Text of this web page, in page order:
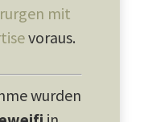
mit
voraus.
wurden